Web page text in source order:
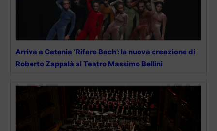
Arriva a Catania ‘Rifare Bach’: la nuova creazione di
Roberto Zappalà al Teatro Massimo Bellini